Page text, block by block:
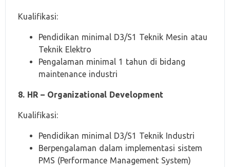
Kualifikasi:
Pendidikan minimal D3/S1 Teknik Mesin atau
Teknik Elektro
Pengalaman minimal 1 tahun di bidang
maintenance industri
8. HR – Organizational Development
Kualifikasi:
Pendidikan minimal D3/S1 Teknik Industri
Berpengalaman dalam implementasi sistem
PMS (Performance Management System)